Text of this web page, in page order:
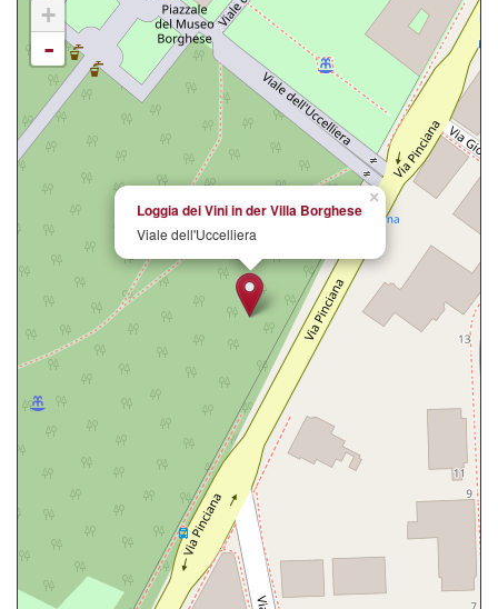
×
Loggia dei Vini in der Villa Borghese
Viale dell'Uccelliera
+
-